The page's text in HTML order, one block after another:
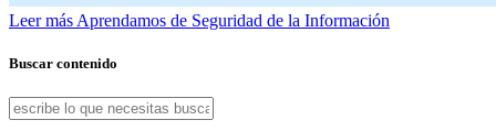
Leer más Aprendamos de Seguridad de la Información
Buscar contenido